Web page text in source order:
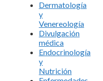
Dermatología
y
Venereología
Divulgación
médica
Endocrinología
y
Nutrición